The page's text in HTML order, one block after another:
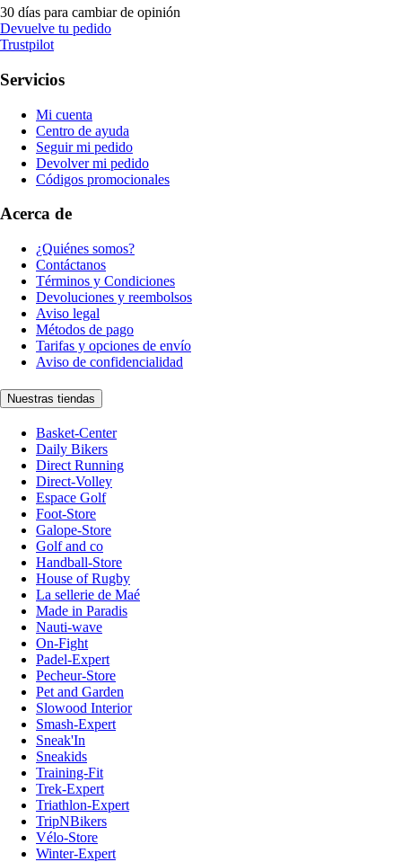
30 días para cambiar de opinión
Devuelve tu pedido
Trustpilot
Servicios
Mi cuenta
Centro de ayuda
Seguir mi pedido
Devolver mi pedido
Códigos promocionales
Acerca de
¿Quiénes somos?
Contáctanos
Términos y Condiciones
Devoluciones y reembolsos
Aviso legal
Métodos de pago
Tarifas y opciones de envío
Aviso de confidencialidad
Nuestras tiendas
Basket-Center
Daily Bikers
Direct Running
Direct-Volley
Espace Golf
Foot-Store
Galope-Store
Golf and co
Handball-Store
House of Rugby
La sellerie de Maé
Made in Paradis
Nauti-wave
On-Fight
Padel-Expert
Pecheur-Store
Pet and Garden
Slowood Interior
Smash-Expert
Sneak'In
Sneakids
Training-Fit
Trek-Expert
Triathlon-Expert
TripNBikers
Vélo-Store
Winter-Expert